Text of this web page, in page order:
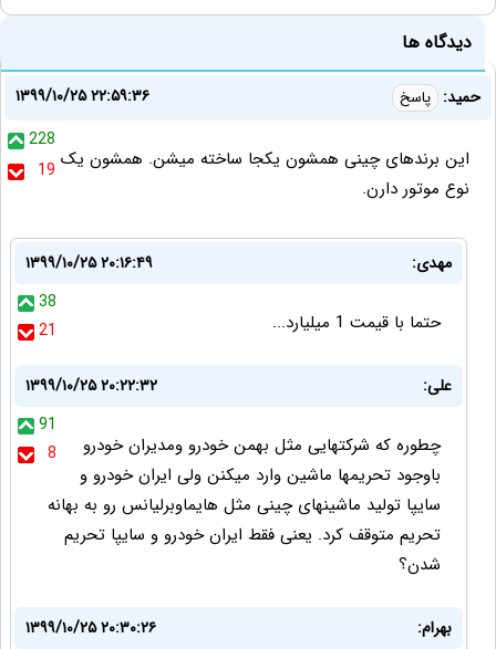
دیدگاه ها
حمید: پاسخ
۱۳۹۹/۱۰/۲۵ ۲۲:۵۹:۳۶
228
19 این برندهای چینی همشون یکجا ساخته میشن. همشون یک
نوع موتور دارن.
مهدی:
۱۳۹۹/۱۰/۲۵ ۲۰:۱۶:۴۹
38
21
حتما با قیمت 1 میلیارد...
علی:
۱۳۹۹/۱۰/۲۵ ۲۰:۲۲:۳۲
91
8
چطوره که شرکتهایی مثل بهمن خودرو ومدیران خودرو
باوجود تحریمها ماشین وارد میکنن ولی ایران خودرو و
سایپا تولید ماشینهای چینی مثل هایماوبرلیانس رو به بهانه
تحریم متوقف کرد. یعنی فقط ایران خودرو و سایپا تحریم
شدن؟
بهرام:
۱۳۹۹/۱۰/۲۵ ۲۰:۳۰:۲۶